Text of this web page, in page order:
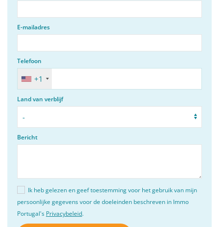
E-mailadres
Telefoon
+1
Land van verblijf
Bericht
Ik heb gelezen en geef toestemming voor het gebruik van mijn
persoonlijke gegevens voor de doeleinden beschreven in Immo
Portugal's Privacybeleid.